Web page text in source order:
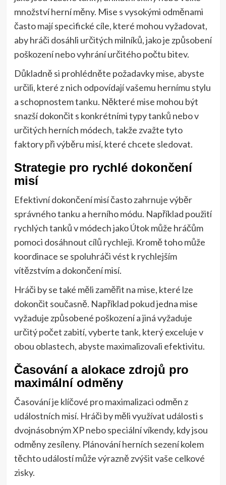
množství herní měny. Mise s vysokými odměnami
často mají specifické cíle, které mohou vyžadovat,
aby hráči dosáhli určitých milníků, jako je způsobení
poškození nebo vyhrání určitého počtu bitev.
Důkladně si prohlédněte požadavky mise, abyste
určili, které z nich odpovídají vašemu hernímu stylu
a schopnostem tanku. Některé mise mohou být
snazší dokončit s konkrétními typy tanků nebo v
určitých herních módech, takže zvažte tyto
faktory při výběru misí, které chcete sledovat.
Strategie pro rychlé dokončení
misí
Efektivní dokončení misí často zahrnuje výběr
správného tanku a herního módu. Například použití
rychlých tanků v módech jako Útok může hráčům
pomoci dosáhnout cílů rychleji. Kromě toho může
koordinace se spoluhráči vést k rychlejším
vítězstvím a dokončení misí.
Hráči by se také měli zaměřit na mise, které lze
dokončit současně. Například pokud jedna mise
vyžaduje způsobené poškození a jiná vyžaduje
určitý počet zabití, vyberte tank, který exceluje v
obou oblastech, abyste maximalizovali efektivitu.
Časování a alokace zdrojů pro
maximální odměny
Časování je klíčové pro maximalizaci odměn z
událostních misí. Hráči by měli využívat události s
dvojnásobným XP nebo speciální víkendy, kdy jsou
odměny zesíleny. Plánování herních sezení kolem
těchto událostí může výrazně zvýšit vaše celkové
zisky.